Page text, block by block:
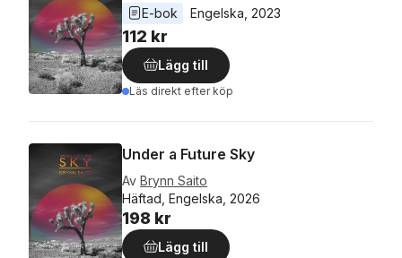
E-bok
Engelska 2023
112 kr
Lägg till
Läs direkt efter köp
Under a Future Sky
Av Brynn Saito
Häftad, Engelska, 2026
198 kr
Lägg till